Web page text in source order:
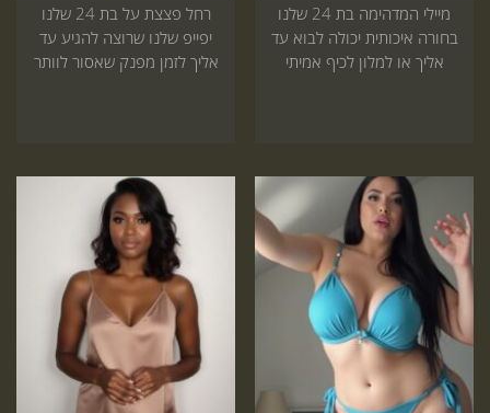
מיילי המדהימה בת 24 שלנו
בחורה איכותית יכולה לבוא עד
אליך או למלון לכיף אמיתי
רחל פצצת על בת 24 שלנו
יפייפ שלנו שרוצה להגיע עד
אליך לזמן מפנק שאסור לוותר